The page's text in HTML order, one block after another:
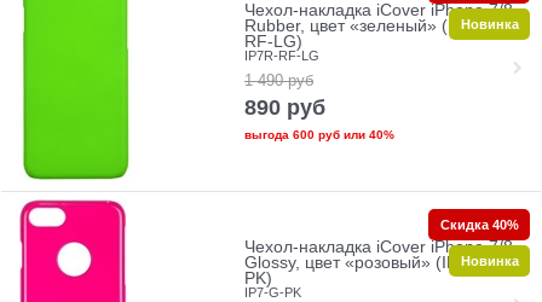
Чехол-накладка iCover iPhone 7/8
Rubber, цвет «зеленый» (IP7R-
RF-LG)
IP7R-RF-LG
1 490 руб
890 руб
выгода 600 рубили 40%
Новинка
Чехол-накладка iCover iPhone 7/8
Glossy, цвет «розовый» (IP7-G-
PK)
IP7-G-PK
Скидка 40%
Новинка